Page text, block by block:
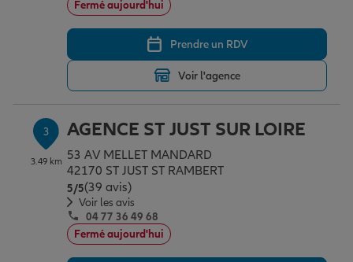
Garantie des accidents de la vie
Assurance scolaire
Protection juridique
Retraite
Fermé aujourd'hui
Prendre un RDV
Voir l'agence
3
3.49 km
AGENCE ST JUST SUR LOIRE
53 AV MELLET MANDARD
42170 ST JUST ST RAMBERT
5/5Note de 5 sur 5
(39 avis)
Voir les avis
04 77 36 49 68
Fermé aujourd'hui